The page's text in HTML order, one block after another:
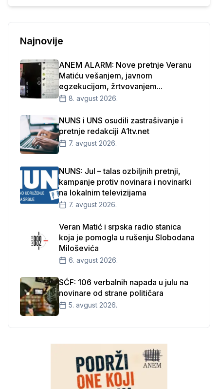
Najnovije
ANEM ALARM: Nove pretnje Veranu
Matiću vešanjem, javnom
egzekucijom, žrtvovanjem...
8. avgust 2026.
NUNS i UNS osudili zastrašivanje i
pretnje redakciji A1tv.net
7. avgust 2026.
NUNS: Jul – talas ozbiljnih pretnji,
kampanje protiv novinara i novinarki
na lokalnim televizijama
7. avgust 2026.
Veran Matić i srpska radio stanica
koja je pomogla u rušenju Slobodana
Miloševića
6. avgust 2026.
SĆF: 106 verbalnih napada u julu na
novinare od strane političara
5. avgust 2026.